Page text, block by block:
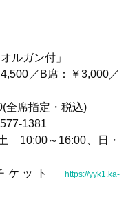
ルガン付」
4,500 ／ B席：￥3,000／
全席指定・税込)
1381
～16:00、日・
ケットhttps://yyk1.ka-